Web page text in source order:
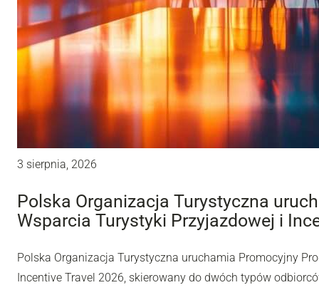
3 sierpnia, 2026
Polska Organizacja Turystyczna
Wsparcia Turystyki Przyjazdowej i
Polska Organizacja Turystyczna uruchamia Promocyjny
Incentive Travel 2026, skierowany do dwóch typów